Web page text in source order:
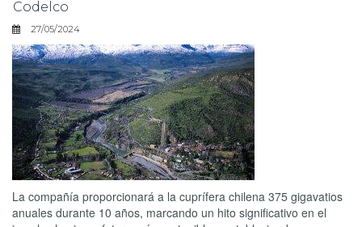
Codelco
27/05/2024
La compañía proporcionará a la cuprífera chilena 375 gigavatios
anuales durante 10 años, marcando un hito significativo en el